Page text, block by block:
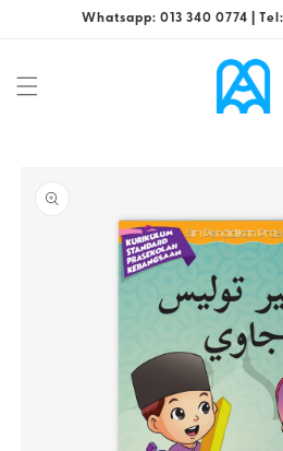
Skip toWhatsapp: 013 340 0774 |
information